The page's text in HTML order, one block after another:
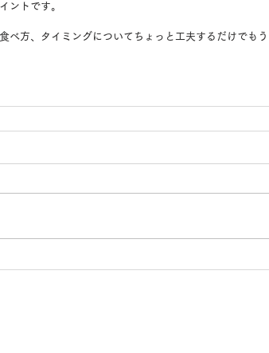
ントです。
べ方、タイミングについてちょっと工夫するだけでもう